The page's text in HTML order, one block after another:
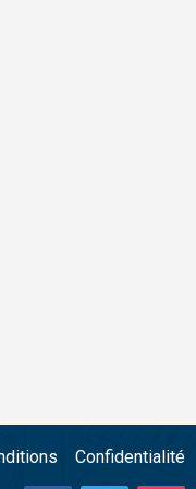
Confidentialité